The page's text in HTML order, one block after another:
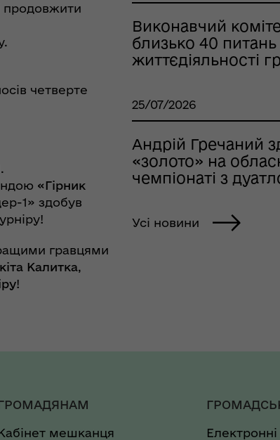
продовжити
четверте
.
«Гірник
1» здобув
гравцями
Калитка,
!
Виконавчий
близько 40 питань
життєдіяльності
25/07/2026
Андрій Гречаний
«золото» на
чемпіонаті з
Усі новини
мешканця
Електронні